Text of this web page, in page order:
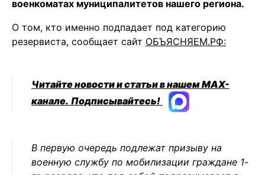
военкоматах муниципалитетов нашего региона.
О том, кто именно подпадает под категорию
резервиста, сообщает сайт ОБЪЯСНЯЕМ.РФ:
Читайте новости и статьи в нашем MAX-
канале. Подписывайтесь!
В первую очередь подлежат призыву на
военную службу по мобилизации граждане 1-